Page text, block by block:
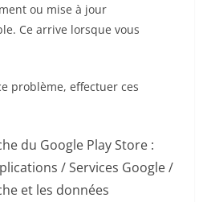
ou mise à jour
Ce arrive lorsque vous
problème, effectuer ces
du Google Play Store :
/ Services Google /
et les données